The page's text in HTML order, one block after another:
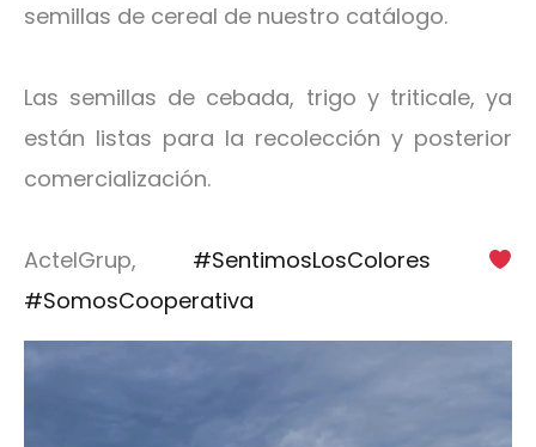
semillas de cereal de nuestro catálogo.
Las semillas de cebada, trigo y triticale, ya
están listas para la recolección y posterior
comercialización.
ActelGrup, #SentimosLosColores
#SomosCooperativa